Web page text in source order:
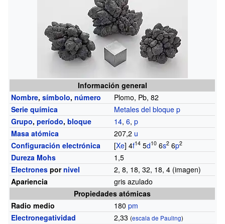
Información general
Nombre,símbolo,número
Plomo, Pb, 82
Serie química
Metales del bloque p
Grupo,período,bloque 14,6,p
Masa atómica
207,2 u
Configuración electrónica
[Xe] 4f14 5d10 6s2 6p2
Dureza Mohs
1,5
Electrones pornivel
2, 8, 18, 32, 18, 4 (imagen)
Apariencia
gris azulado
Propiedades atómicas
Radio medio
180 pm
Electronegatividad
2,33(escala de Pauling)